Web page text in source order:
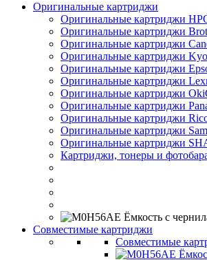
Оригинальные картриджи
Оригинальные картриджи HP
Оригинальные картриджи
Оригинальные картриджи
Оригинальные картриджи
Оригинальные картриджи
Оригинальные картриджи
Оригинальные картриджи Оki
Оригинальные картриджи
Оригинальные картриджи
Оригинальные картриджи
Оригинальные картриджи
Картриджи, тонеры и
Совместимые картриджи
Совместимые